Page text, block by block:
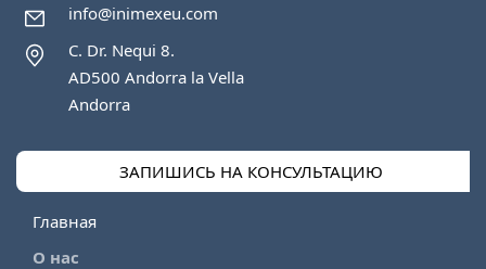
info@inimexeu.com
C. Dr. Nequi 8.
AD500 Andorra la Vella
Andorra
ЗАПИШИСЬ НА КОНСУЛЬТАЦИЮ
Главная
О нас